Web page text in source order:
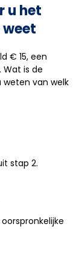
u het
€ 15, een
Wat is de
weten van welk
stap 2.